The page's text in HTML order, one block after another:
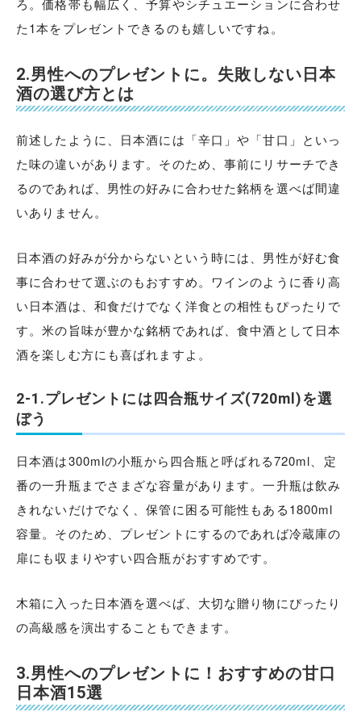
ろ。価格帯も幅広く、予算やシチュエーションに合わせ
た1本をプレゼントできるのも嬉しいですね。
2.男性へのプレゼントに。失敗しない日本
酒の選び方とは
前述したように、日本酒には「辛口」や「甘口」といっ
た味の違いがあります。そのため、事前にリサーチでき
るのであれば、男性の好みに合わせた銘柄を選べば間違
いありません。
日本酒の好みが分からないという時には、男性が好む食
事に合わせて選ぶのもおすすめ。ワインのように香り高
い日本酒は、和食だけでなく洋食との相性もぴったりで
す。米の旨味が豊かな銘柄であれば、食中酒として日本
酒を楽しむ方にも喜ばれますよ。
2-1.プレゼントには四合瓶サイズ(720ml)を選
ぼう
日本酒は300mlの小瓶から四合瓶と呼ばれる720ml、定
番の一升瓶までさまざな容量があります。一升瓶は飲み
きれないだけでなく、保管に困る可能性もある1800ml
容量。そのため、プレゼントにするのであれば冷蔵庫の
扉にも収まりやすい四合瓶がおすすめです。
木箱に入った日本酒を選べば、大切な贈り物にぴったり
の高級感を演出することもできます。
3.男性へのプレゼントに！おすすめの甘口
日本酒15選